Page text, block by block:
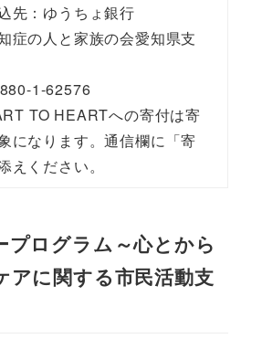
先：ゆうちょ銀行
症の人と家族の会愛知県支
1-62576
TO HEARTへの寄付は寄
になります。通信欄に「寄
えください。
プログラム～心とから
アに関する市民活動支